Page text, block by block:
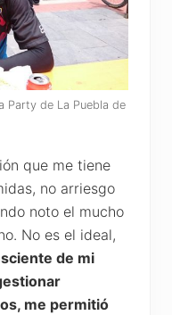
Party de La Puebla de
que me tiene
no arriesgo
noto el mucho
No es el ideal,
de mi
me permitió